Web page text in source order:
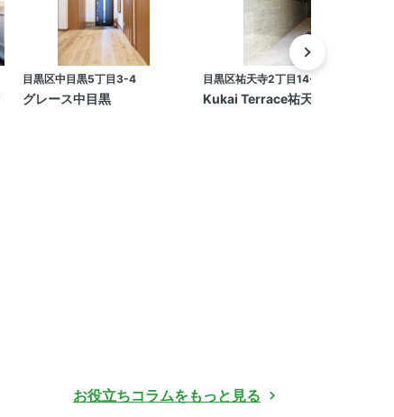
目黒区中目黒5丁目3-4
グレース中目黒
目黒区祐天寺2丁目14-10
Kukai Terrace祐天寺Annex
お役立ちコラムをもっと見る